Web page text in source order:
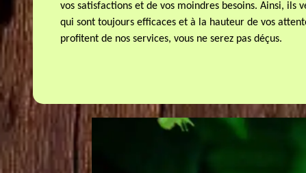
vos satisfactions et de vos moindres besoins. Ainsi, ils
qui sont toujours efficaces et à la hauteur de vos
profitent de nos services, vous ne serez pas déçus.